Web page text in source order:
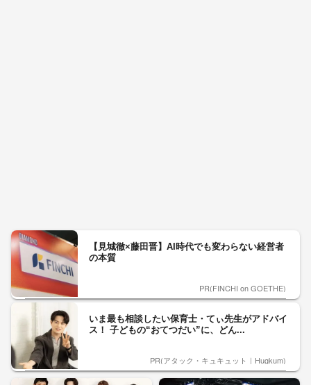
【見城徹×藤田晋】AI時代でも変わらない経営者
の本質
PR(FINCHI on GOETHE)
いま最も相談したい保育士・てぃ先生がアドバイ
ス！ 子どもの“おてつだい”に、どん...
PR(アタック・キュキュット｜Hugkum)